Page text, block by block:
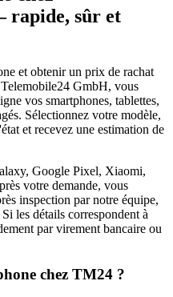
rapide, sûr et
et obtenir un prix de rachat
GmbH, vous
vos smartphones, tablettes,
Sélectionnez votre modèle,
et recevez une estimation de
Google Pixel, Xiaomi,
votre demande, vous
inspection par notre équipe,
les détails correspondent à
par virement bancaire ou
chez TM24 ?